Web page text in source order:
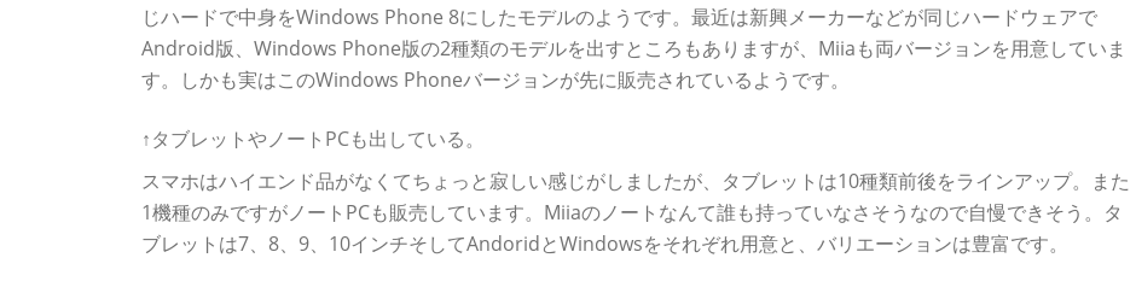
じハードで中身をWindows Phone 8にしたモデルのようです。最近は新興メーカーなどが同じハードウェアで
Android版、Windows Phone版の2種類のモデルを出すところもありますが、Miiaも両バージョンを用意していま
す。しかも実はこのWindows Phoneバージョンが先に販売されているようです。
↑タブレットやノートPCも出している。
スマホはハイエンド品がなくてちょっと寂しい感じがしましたが、タブレットは10種類前後をラインアップ。また
1機種のみですがノートPCも販売しています。Miiaのノートなんて誰も持っていなさそうなので自慢できそう。タ
ブレットは7、8、9、10インチそしてAndoridとWindowsをそれぞれ用意と、バリエーションは豊富です。